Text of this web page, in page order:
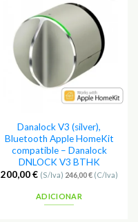
Adicionar
aos
Favoritos
Danalock V3 (silver),
Bluetooth Apple HomeKit
compatible – Danalock
DNLOCK V3 BTHK
200,00€ (S/Iva) 246,00€(C/Iva)
ADICIONAR